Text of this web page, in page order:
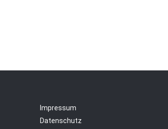
Impressum
Datenschutz